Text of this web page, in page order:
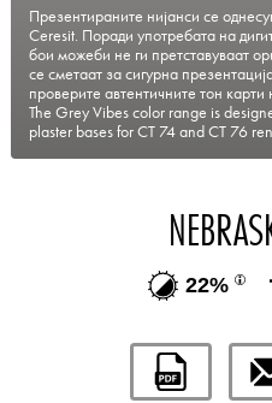
Презентираните нијанси се
Ceresit. Поради употребата на
бои можеби не ги претставуваат
се сметаат за сигурна
проверите автентичните тон карти
The Grey Vibes color range is
plaster bases for CT 74 and CT 76
22%